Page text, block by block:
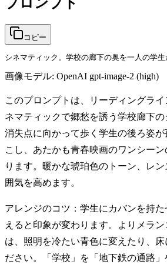
コピー
シネマティック。学校の廊下の奥を一人の学
画像モデル: OpenAI gpt-image-2 (high)
このプロンプトは、リーディングラ
ネマティックで郷愁を誘う学校廊下の
消失点に向かって歩く学生の後ろ姿
こし、あたかも青春映画のワンシー
ります。暖かな琥珀色のトーン、レ
囲気を高めます。
アレンジのコツ：学生にカバンを持
えると印象が変わります。よりメラ
は、照明を冷たい青色に変えたり、床
ださい。「学校」を「地下鉄の通路